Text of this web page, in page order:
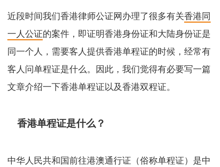
近段时间我们香港律师公证网办理了很多有关香港同
一人公证的案件，即证明香港身份证和大陆身份证是
同一个人，需要客人提供香港单程证的时候，经常有
客人问单程证是什么。因此，我们觉得有必要写一篇
文章介绍一下香港单程证以及香港双程证。
香港单程证是什么？
中华人民共和国前往港澳通行证（俗称单程证）是中